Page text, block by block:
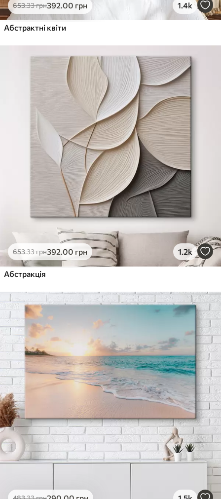
653.33грн392.00 грн 1.4k
Абстрактні квіти
653.33грн392.00 грн 1.2k
Абстракція